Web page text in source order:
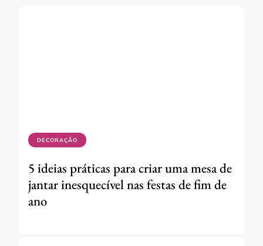
DECORAÇÃO
5 ideias práticas para criar uma mesa de
jantar inesquecível nas festas de fim de
ano